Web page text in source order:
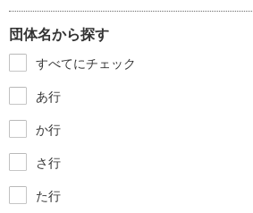
団体名から探す
すべてにチェック
あ行
か行
さ行
た行